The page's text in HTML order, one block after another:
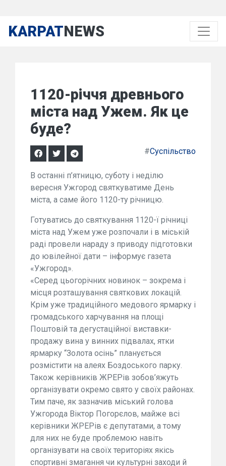
KARPATNEWS
1120-річчя древнього
міста над Ужем. Як це
буде?
#Суспільство
В останні п’ятницю, суботу і неділю
вересня Ужгород святкуватиме День
міста, а саме його 1120-ту річницю.
Готуватись до святкування 1120-ї річниці
міста над Ужем уже розпочали і в міській
раді провели нараду з приводу підготовки
до ювілейної дати – інформує газета
«Ужгород».
«Серед цьогорічних новинок – зокрема і
місця розташування святкових локацій.
Крім уже традиційного медового ярмарку і
громадського харчування на площі
Поштовій та дегустаційної виставки-
продажу вина у винних підвалах, ятки
ярмарку “Золота осінь” планується
розмістити на алеях Боздоського парку.
Також керівників ЖРЕРів зобов’яжуть
організувати окремо свято у своїх районах.
Тим паче, як зазначив міський голова
Ужгорода Віктор Погорєлов, майже всі
керівники ЖРЕРів є депутатами, а тому
для них не буде проблемою навіть
організувати на своїх територіях якісь
спортивні змагання чи культурні заходи й